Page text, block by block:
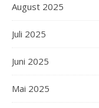
August 2025
Juli 2025
Juni 2025
Mai 2025